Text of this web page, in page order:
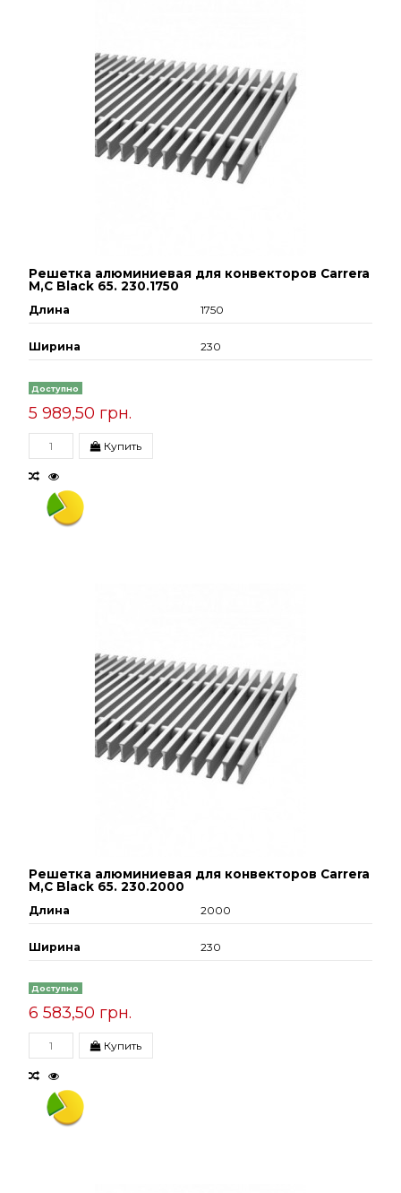
Решетка алюминиевая для конвекторов Carrera
М,С Black 65. 230.1750
Длина 1750
Ширина 230
Доступно
5 989,50 грн.
Купить
Решетка алюминиевая для конвекторов Carrera
М,С Black 65. 230.2000
Длина 2000
Ширина 230
Доступно
6 583,50 грн.
Купить